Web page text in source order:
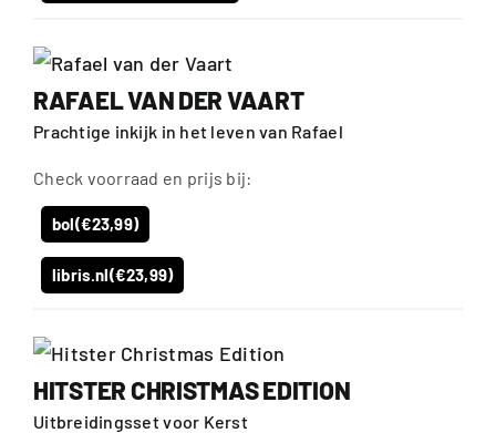
RAFAEL VAN DER VAART
Prachtige inkijk in het leven van Rafael
Check voorraad en prijs bij:
bol(€23,99)
libris.nl(€23,99)
HITSTER CHRISTMAS EDITION
Uitbreidingsset voor Kerst